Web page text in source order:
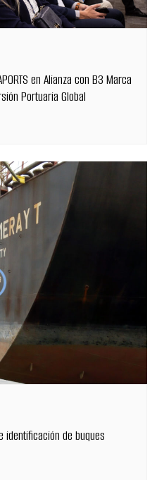
en Alianza con B3 Marca
Portuaria Global
identificación de buques